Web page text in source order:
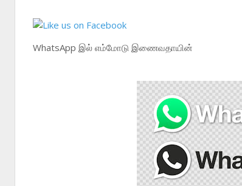
WhatsApp இல் எம்மோடு இணைவதாயின்